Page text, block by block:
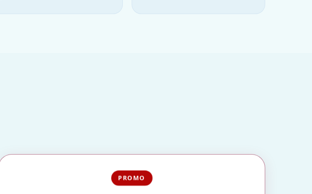
PROMO